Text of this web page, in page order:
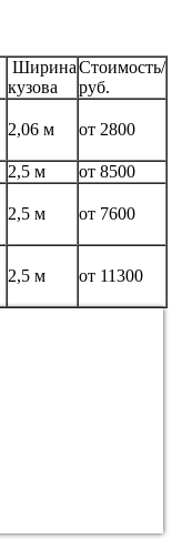
Ширина
кузова
Стоимость/
руб.
2,06 м от 2800
2,5 м
от 8500
2,5 м от 7600
2,5 м от 11300